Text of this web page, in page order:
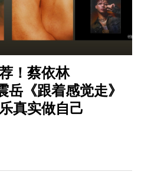
！蔡依林
岳《跟着感觉走》
真实做自己